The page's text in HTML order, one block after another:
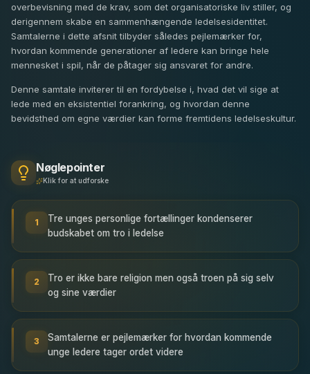
overbevisning med de krav, som det organisatoriske liv stiller, og
derigennem skabe en sammenhængende ledelsesidentitet.
Samtalerne i dette afsnit tilbyder således pejlemærker for,
hvordan kommende generationer af ledere kan bringe hele
mennesket i spil, når de påtager sig ansvaret for andre.
Denne samtale inviterer til en fordybelse i, hvad det vil sige at
lede med en eksistentiel forankring, og hvordan denne
bevidsthed om egne værdier kan forme fremtidens ledelseskultur.
Nøglepointer
Klik for at udforske
1
Tre unges personlige fortællinger kondenserer
budskabet om tro i ledelse
2
Tro er ikke bare religion men også troen på sig selv
og sine værdier
3
Samtalerne er pejlemærker for hvordan kommende
unge ledere tager ordet videre